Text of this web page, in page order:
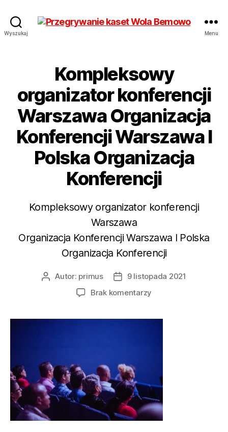
Wyszukaj
Wola
od
17
zł
Hurt
Menu
Kompleksowy
organizator konferencji
Warszawa Organizacja
Konferencji Warszawa I
Polska Organizacja
Konferencji
Kompleksowy organizator konferencji
Warszawa
Organizacja Konferencji Warszawa I Polska
Organizacja Konferencji
AutorAutor: primus
Data
wpisu
9 listopada 2021
Brak komentarzy
Polska
Organizacja
Konferencji